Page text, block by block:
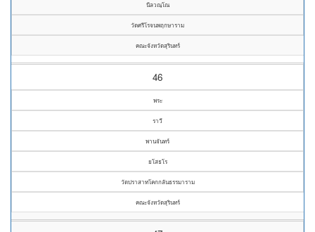
นีลวณฺโณ
วัดศรีโรจนพฤกษาราม
คณะจังหวัดสุรินทร์
46
พระ
ราวี
พานจันทร์
ยโสธโร
วัดปราสาทโคกกลันธรรมาราม
คณะจังหวัดสุรินทร์